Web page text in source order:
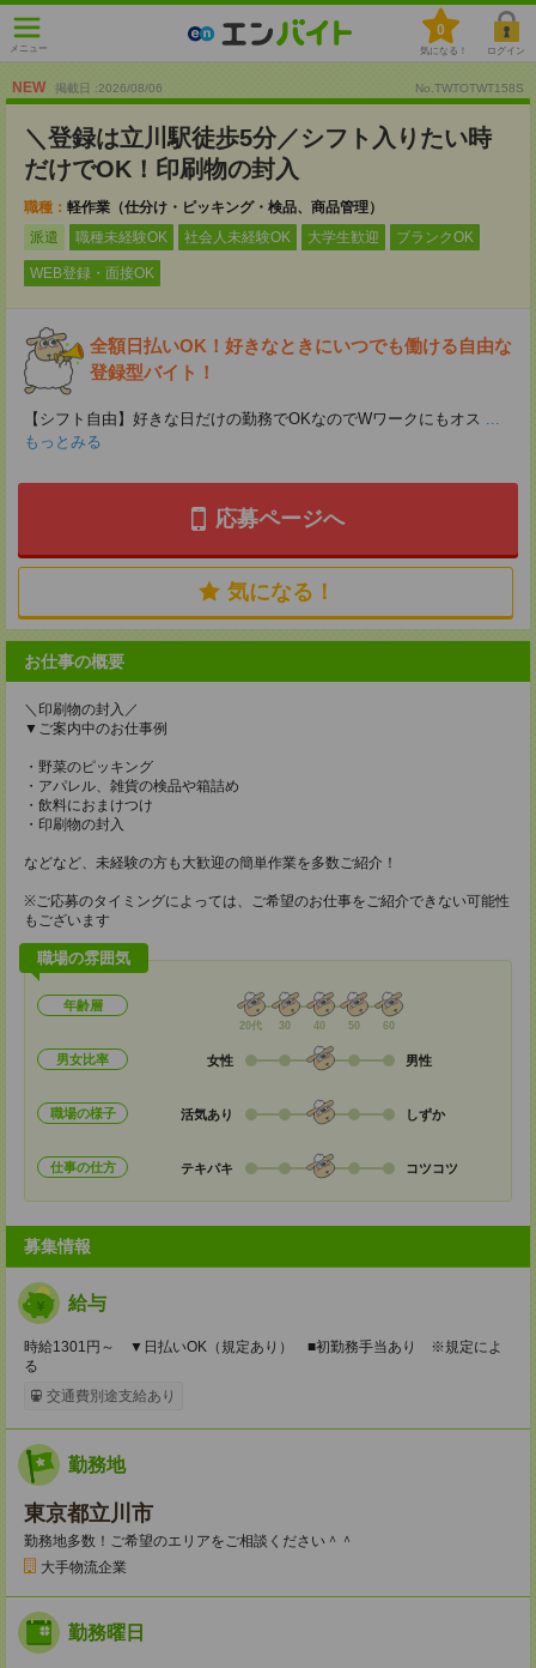
メニュー
0
気になる！ ログイン
NEW 掲載日 :2026/08/06 No.TWTOTWT158S
＼登録は立川駅徒歩5分／シフト入りたい時
だけでOK！印刷物の封入
職種： 軽作業（仕分け・ピッキング・検品、商品管理）
派遣
職種未経験OK 社会人未経験OK 大学生歓迎 ブランクOK
WEB登録・面接OK
全額日払いOK！好きなときにいつでも働ける自由な
登録型バイト！
【シフト自由】好きな日だけの勤務でOKなのでWワークにもオス ...
もっとみる
応募ページへ
気になる！
お仕事の概要
＼印刷物の封入／
▼ご案内中のお仕事例
・野菜のピッキング
・アパレル、雑貨の検品や箱詰め
・飲料におまけつけ
・印刷物の封入
などなど、未経験の方も大歓迎の簡単作業を多数ご紹介！
※ご応募のタイミングによっては、ご希望のお仕事をご紹介できない可能性
もございます
職場の雰囲気
年齢層
20代 30 40 50 60
男女比率 女性 男性
職場の様子 活気あり しずか
仕事の仕方 テキパキ コツコツ
募集情報
給与
時給1301円～ ▼日払いOK（規定あり） ■初勤務手当あり ※規定によ
る
交通費別途支給あり
勤務地
東京都立川市
勤務地多数！ご希望のエリアをご相談ください＾＾
大手物流企業
勤務曜日